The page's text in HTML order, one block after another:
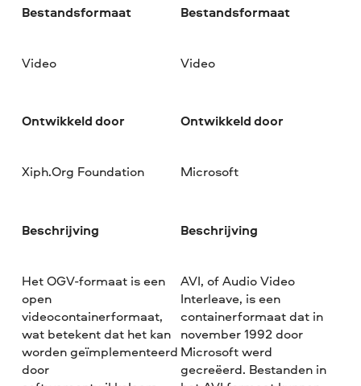
Bestandsformaat
Video
Ontwikkeld door
Xiph.Org Foundation
Beschrijving
Het OGV-formaat is een
open
videocontainerformaat,
wat betekent dat het kan
worden geïmplementeerd
door
Bestandsformaat
Video
Ontwikkeld door
Microsoft
Beschrijving
AVI, of Audio Video
Interleave, is een
containerformaat dat in
november 1992 door
Microsoft werd
gecreëerd. Bestanden in